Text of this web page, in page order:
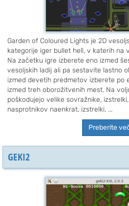
Garden of Coloured Lights je 2D
kategorije iger bullet hell, v katerih na
Na začetku igre izberete eno izmed
vesoljskih ladij ali pa sestavite lastno
izmed devetih predmetov izberete po
izmed treh oborožitvenih mest. Na
poškodujejo velike sovražnike,
nasprotnikov naenkrat, izstrelki, ...
Preberite
GEKI2